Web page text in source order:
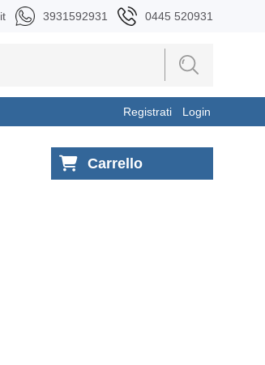
3931592931 0445 520931
Registrati Login
Carrello